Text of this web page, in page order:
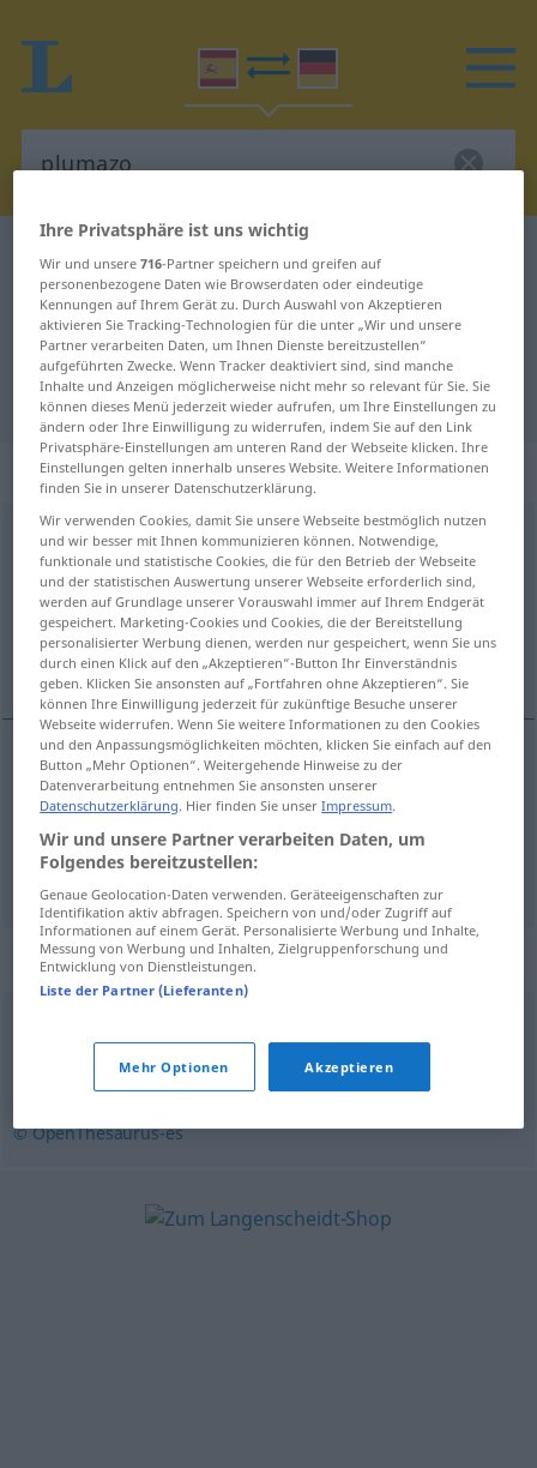
Spanisch-Deutsch Wörterbuch plumazo
Spanisch-Deutsch Übersetzung für
"plumazo"
"plumazo" Deutsch Übersetzung
„plumazo“: masculino
plumazo [pluˈmaθo]m
Übersicht aller Übersetzungen
(Für mehr Details die Übersetzung anklicken/antippen)
mit einem Federstrich
Beispiele
de un plumazo tb FIG
mit einemFederstrich
Synonyme für "plumazo"
trazo,carácter,cualidad,peculiaridad,
característica,atributo,nota
© OpenThesaurus-es
Ihre Privatsphäre ist uns wichtig
Wir und unsere716-Partner speichern und greifen auf
personenbezogene Daten wie Browserdaten oder eindeutige
Kennungen auf Ihrem Gerät zu. Durch Auswahl von Akzeptieren
aktivieren Sie Tracking-Technologien für die unter „Wir und unsere
Partner verarbeiten Daten, um Ihnen Dienste bereitzustellen“
aufgeführten Zwecke. Wenn Tracker deaktiviert sind, sind manche
Inhalte und Anzeigen möglicherweise nicht mehr so relevant für Sie. Sie
können dieses Menü jederzeit wieder aufrufen, um Ihre Einstellungen zu
ändern oder Ihre Einwilligung zu widerrufen, indem Sie auf den Link
Privatsphäre-Einstellungen am unteren Rand der Webseite klicken. Ihre
Einstellungen gelten innerhalb unseres Website. Weitere Informationen
finden Sie in unserer Datenschutzerklärung.
Wir verwenden Cookies, damit Sie unsere Webseite bestmöglich nutzen
und wir besser mit Ihnen kommunizieren können. Notwendige,
funktionale und statistische Cookies, die für den Betrieb der Webseite
und der statistischen Auswertung unserer Webseite erforderlich sind,
werden auf Grundlage unserer Vorauswahl immer auf Ihrem Endgerät
gespeichert. Marketing-Cookies und Cookies, die der Bereitstellung
personalisierter Werbung dienen, werden nur gespeichert, wenn Sie uns
durch einen Klick auf den „Akzeptieren“-Button Ihr Einverständnis
geben. Klicken Sie ansonsten auf „Fortfahren ohne Akzeptieren“. Sie
können Ihre Einwilligung jederzeit für zukünftige Besuche unserer
Webseite widerrufen. Wenn Sie weitere Informationen zu den Cookies
und den Anpassungsmöglichkeiten möchten, klicken Sie einfach auf den
Button „Mehr Optionen“. Weitergehende Hinweise zu der
Datenverarbeitung entnehmen Sie ansonsten unserer
Datenschutzerklärung. Hier finden Sie unserImpressum.
Wir und unsere Partner verarbeiten Daten, um
Folgendes bereitzustellen:
Genaue Geolocation-Daten verwenden. Geräteeigenschaften zur
Identifikation aktiv abfragen. Speichern von und/oder Zugriff auf
Informationen auf einem Gerät. Personalisierte Werbung und Inhalte,
Messung von Werbung und Inhalten, Zielgruppenforschung und
Entwicklung von Dienstleistungen.
Liste der Partner (Lieferanten)
Mehr Optionen Akzeptieren